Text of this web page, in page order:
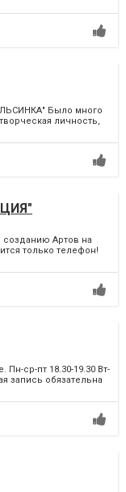
Было много
личность,
Артов на
только телефон!
Пн-ср-пт 18.30-19.30 Вт-
запись обязательна